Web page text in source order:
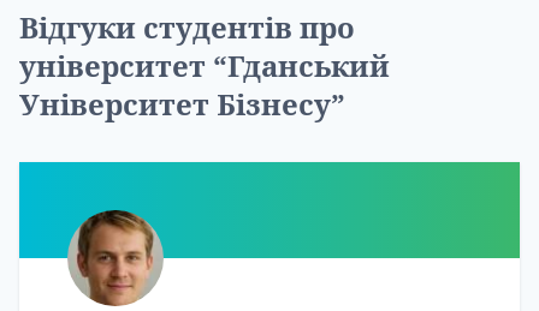
Відгуки студентів про
університет “Гданський
Університет Бізнесу”